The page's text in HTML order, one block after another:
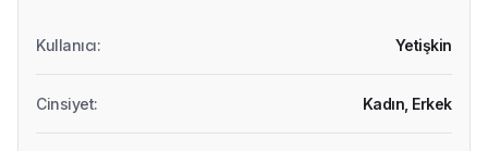
Kullanıcı: Yetişkin
Cinsiyet: Kadın, Erkek